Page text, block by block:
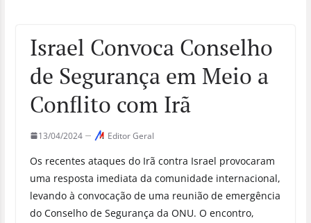
Israel Convoca Conselho
de Segurança em Meio a
Conflito com Irã
13/04/2024 Editor Geral
Os recentes ataques do Irã contra Israel provocaram
uma resposta imediata da comunidade internacional,
levando à convocação de uma reunião de emergência
do Conselho de Segurança da ONU. O encontro,